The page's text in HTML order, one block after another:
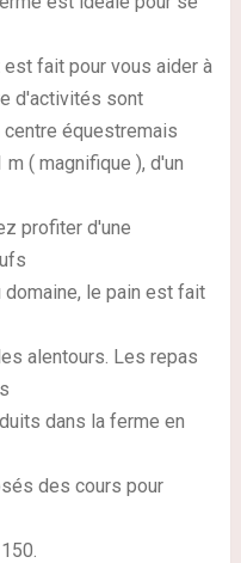
fait pour vous aider à
d'activités sont
équestremais
( magnifique ), d'un
profiter d'une
le pain est fait
alentours. Les repas
dans la ferme en
des cours pour